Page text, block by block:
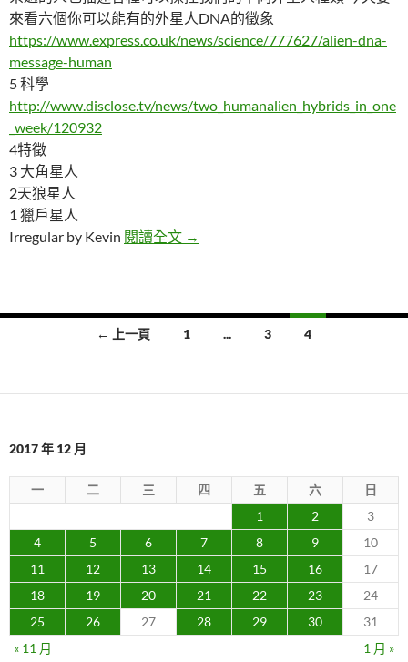
來看六個你可以能有的外星人DNA的徵象
https://www.express.co.uk/news/science/777627/alien-dna-
message-human
5 科學
http://www.disclose.tv/news/two_humanalien_hybrids_in_one
_week/120932
4特徵
3 大角星人
2天狼星人
1 獵戶星人
Irregular by Kevin 閱讀全文 五個你可以能有的外星人DNA的
→
導
← 上一頁 1 ... 3 4
2017 年 12 月
一 二 三 四 五 六
日
1
2
3
4
5 6 7 8 9
10
11
12 13 14 15 16
17
18
19 20 21 22 23
24
25
26 27 28 29 30
31
« 11 月
1 月 »